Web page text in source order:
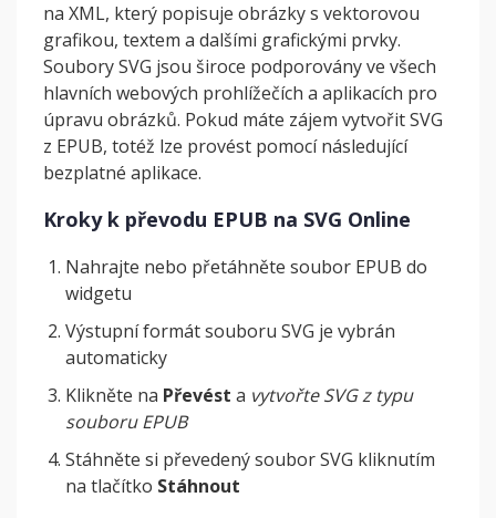
na XML, který popisuje obrázky s vektorovou
grafikou, textem a dalšími grafickými prvky.
Soubory SVG jsou široce podporovány ve všech
hlavních webových prohlížečích a aplikacích pro
úpravu obrázků. Pokud máte zájem vytvořit SVG
z EPUB, totéž lze provést pomocí následující
bezplatné aplikace.
Kroky k převodu EPUB na SVG Online
Nahrajte nebo přetáhněte soubor EPUB do
widgetu
Výstupní formát souboru SVG je vybrán
automaticky
Klikněte na Převést a vytvořte SVG z typu
souboru EPUB
Stáhněte si převedený soubor SVG kliknutím
na tlačítko Stáhnout